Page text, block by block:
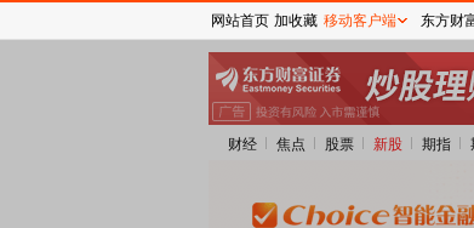
财经 焦点 股票 新股 期指
网站首页 加收藏 移动客户端 东方财